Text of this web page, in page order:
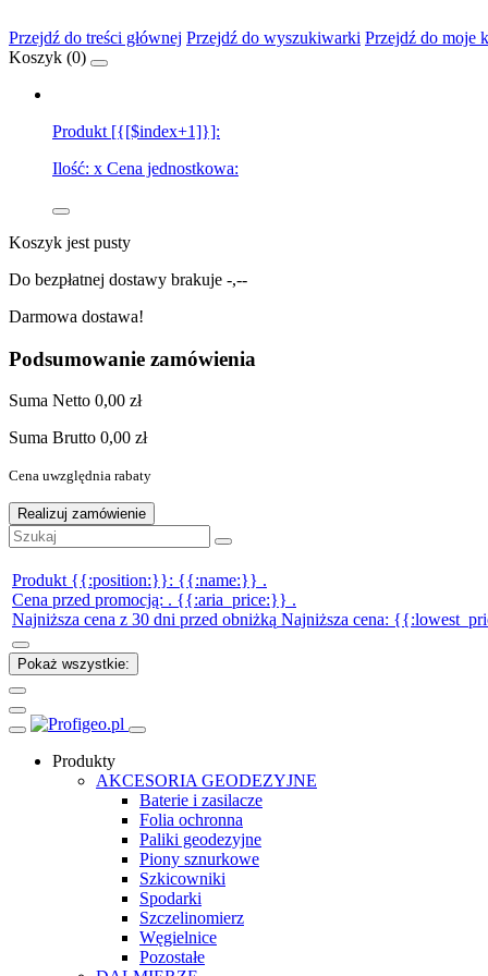
Przejdź do treści głównej Przejdź do wyszukiwarki Przejdź do moje
Koszyk (0)
Produkt [{[$index+1]}]:
Ilość: x Cena jednostkowa:
Koszyk jest pusty
Do bezpłatnej dostawy brakuje -,--
Darmowa dostawa!
Podsumowanie zamówienia
Suma Netto 0,00 zł
Suma Brutto 0,00 zł
Cena uwzględnia rabaty
Realizuj zamówienie
Produkt {{:position:}}: {{:name:}} .
Cena przed promocją: . {{:aria_price:}} .
Najniższa cena z 30 dni przed obniżką Najniższa cena:
Pokaż wszystkie:
Produkty
AKCESORIA GEODEZYJNE
Baterie i zasilacze
Folia ochronna
Paliki geodezyjne
Piony sznurkowe
Szkicowniki
Spodarki
Szczelinomierz
Węgielnice
Pozostałe